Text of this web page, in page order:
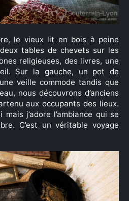
le vieux lit en bois à peine
tables de chevets sur les
religieuses, des livres, une
Sur la gauche, un pot de
veille commode tandis que
nous découvrons d’anciens
aux occupants des lieux.
j’adore l’ambiance qui se
C’est un véritable voyage
×